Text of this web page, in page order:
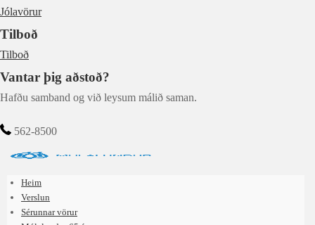
Jólavörur
Tilboð
Tilboð
Vantar þig aðstoð?
Hafðu samband og við leysum málið saman.
562-8500
Heim
Verslun
Sérunnar vörur